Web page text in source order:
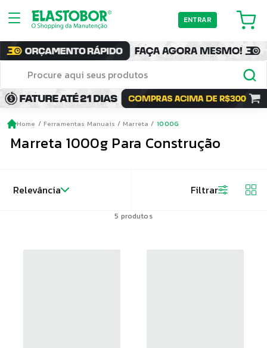
ENTRAR
Home Ferramentas Manuais Marreta 1000G
Marreta 1000g Para Construção
Relevância Filtrar
5 produtos